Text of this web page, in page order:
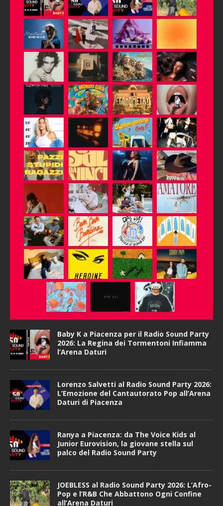
Baby K a Piacenza per il Radio Sound Party
2026: La Regina dei Tormentoni Infiamma
l’Arena Daturi
Lorenzo Salvetti al Radio Sound Party 2026:
L’Emozione del Cantautorato Pop all’Arena
Daturi di Piacenza
Ranya a Piacenza: da The Voice Kids al
Junior Eurovision, la giovane stella sul
palco del Radio Sound Party
JOEBLESS al Radio Sound Party 2026: L’Afro-
Pop e l’R&B Che Abbattono Ogni Confine
all’Arena Daturi